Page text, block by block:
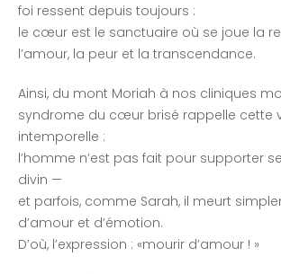
foi ressent depuis toujours :
le cœur est le sanctuaire où se joue la
l’amour, la peur et la transcendance.
Ainsi, du mont Moriah à nos cliniques
syndrome du cœur brisé rappelle cette
intemporelle :
l’homme n’est pas fait pour supporter
divin —
et parfois, comme Sarah, il meurt
d’amour et d’émotion.
D’où, l’expression : «mourir d’amour ! »